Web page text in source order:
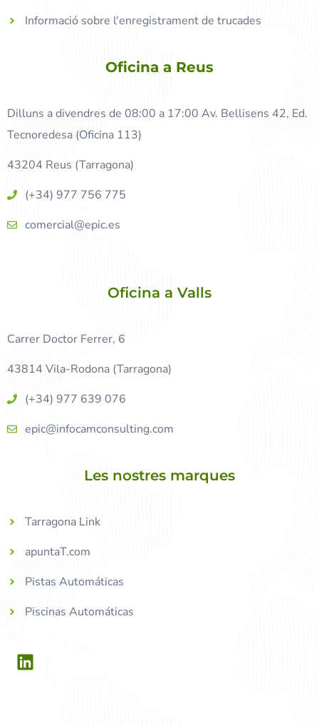
Informació sobre l'enregistrament de trucades
Oficina a Reus
Dilluns a divendres de 08:00 a 17:00 Av. Bellisens 42, Ed.
Tecnoredesa (Oficina 113)
43204 Reus (Tarragona)
(+34) 977 756 775
comercial@epic.es
Oficina a Valls
Carrer Doctor Ferrer, 6
43814 Vila-Rodona (Tarragona)
(+34) 977 639 076
epic@infocamconsulting.com
Les nostres marques
Tarragona Link
apuntaT.com
Pistas Automáticas
Piscinas Automáticas